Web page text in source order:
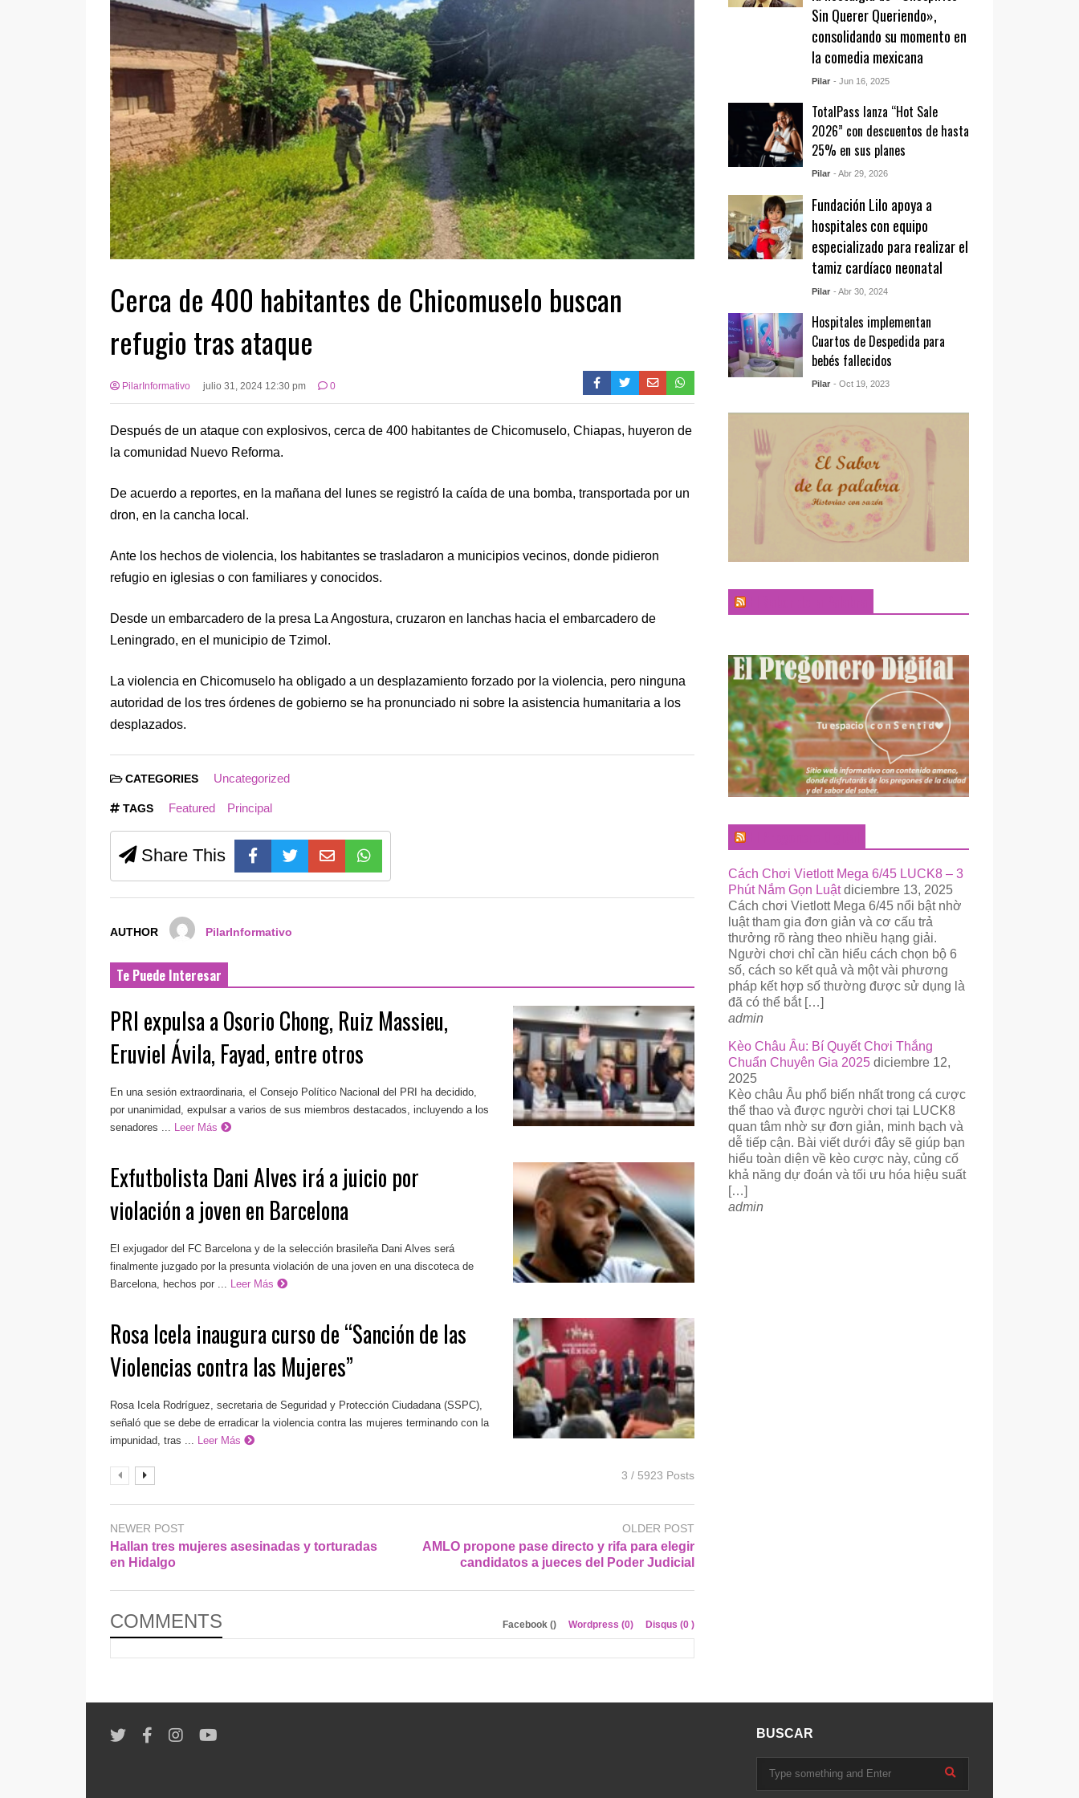
Cerca de 400 habitantes de Chicomuselo buscan
refugio tras ataque
PilarInformativo julio 31, 2024 12:30 pm 0
Después de un ataque con explosivos, cerca de 400 habitantes de Chicomuselo, Chiapas, huyeron de
la comunidad Nuevo Reforma.
De acuerdo a reportes, en la mañana del lunes se registró la caída de una bomba, transportada por un
dron, en la cancha local.
Ante los hechos de violencia, los habitantes se trasladaron a municipios vecinos, donde pidieron
refugio en iglesias o con familiares y conocidos.
Desde un embarcadero de la presa La Angostura, cruzaron en lanchas hacia el embarcadero de
Leningrado, en el municipio de Tzimol.
La violencia en Chicomuselo ha obligado a un desplazamiento forzado por la violencia, pero ninguna
autoridad de los tres órdenes de gobierno se ha pronunciado ni sobre la asistencia humanitaria a los
desplazados.
CATEGORIES Uncategorized
TAGS Featured Principal
Share This
AUTHOR PilarInformativo
Te Puede Interesar
PRI expulsa a Osorio Chong, Ruiz Massieu,
Eruviel Ávila, Fayad, entre otros
En una sesión extraordinaria, el Consejo Político Nacional del PRI ha decidido,
por unanimidad, expulsar a varios de sus miembros destacados, incluyendo a los
senadores ...
Leer Más
Exfutbolista Dani Alves irá a juicio por
violación a joven en Barcelona
El exjugador del FC Barcelona y de la selección brasileña Dani Alves será
finalmente juzgado por la presunta violación de una joven en una discoteca de
Barcelona, hechos por ...
Leer Más
Rosa Icela inaugura curso de “Sanción de las
Violencias contra las Mujeres”
Rosa Icela Rodríguez, secretaria de Seguridad y Protección Ciudadana (SSPC),
señaló que se debe de erradicar la violencia contra las mujeres terminando con la
impunidad, tras ...
Leer Más
3 / 5923 Posts
NEWER POST
Hallan tres mujeres asesinadas y torturadas
en Hidalgo
OLDER POST
AMLO propone pase directo y rifa para elegir
candidatos a jueces del Poder Judicial
COMMENTS Facebook () Wordpress (0) Disqus (0 )
Sin Querer Queriendo»,
consolidando su momento en
la comedia mexicana
Pilar - Jun 16, 2025
TotalPass lanza “Hot Sale
2026” con descuentos de hasta
25% en sus planes
Pilar - Abr 29, 2026
Fundación Lilo apoya a
hospitales con equipo
especializado para realizar el
tamiz cardíaco neonatal
Pilar - Abr 30, 2024
Hospitales implementan
Cuartos de Despedida para
bebés fallecidos
Pilar - Oct 19, 2023
Cách Chơi Vietlott Mega 6/45 LUCK8 – 3
Phút Nắm Gọn Luật diciembre 13, 2025
Cách chơi Vietlott Mega 6/45 nổi bật nhờ
luật tham gia đơn giản và cơ cấu trả
thưởng rõ ràng theo nhiều hạng giải.
Người chơi chỉ cần hiểu cách chọn bộ 6
số, cách so kết quả và một vài phương
pháp kết hợp số thường được sử dụng là
đã có thể bắt […]
admin
Kèo Châu Âu: Bí Quyết Chơi Thắng
Chuẩn Chuyên Gia 2025 diciembre 12,
2025
Kèo châu Âu phổ biến nhất trong cá cược
thể thao và được người chơi tại LUCK8
quan tâm nhờ sự đơn giản, minh bạch và
dễ tiếp cận. Bài viết dưới đây sẽ giúp bạn
hiểu toàn diện về kèo cược này, củng cố
khả năng dự đoán và tối ưu hóa hiệu suất
[…]
admin
BUSCAR